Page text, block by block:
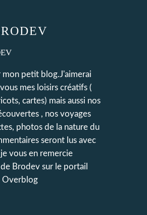
mon petit blog.J'aimerai
mes loisirs créatifs (
cartes) mais aussi nos
, nos voyages
photos de la nature du
seront lus avec
vous en remercie
Brodevsur le portail
Overblog